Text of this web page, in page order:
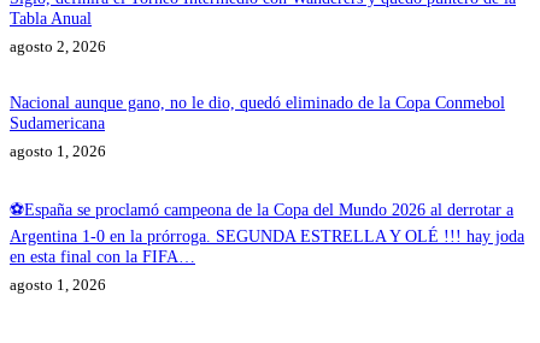
Tabla Anual
agosto 2, 2026
Nacional aunque gano, no le dio, quedó eliminado de la Copa Conmebol
Sudamericana
agosto 1, 2026
⚽España se proclamó campeona de la Copa del Mundo 2026 al derrotar a
Argentina 1-0 en la prórroga. SEGUNDA ESTRELLA Y OLÉ !!! hay joda
en esta final con la FIFA…
agosto 1, 2026